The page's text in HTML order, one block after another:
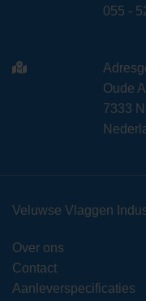
055 -
Oude
7333
Veluwse Vlaggen
Over ons
Contact
Aanleverspecificaties